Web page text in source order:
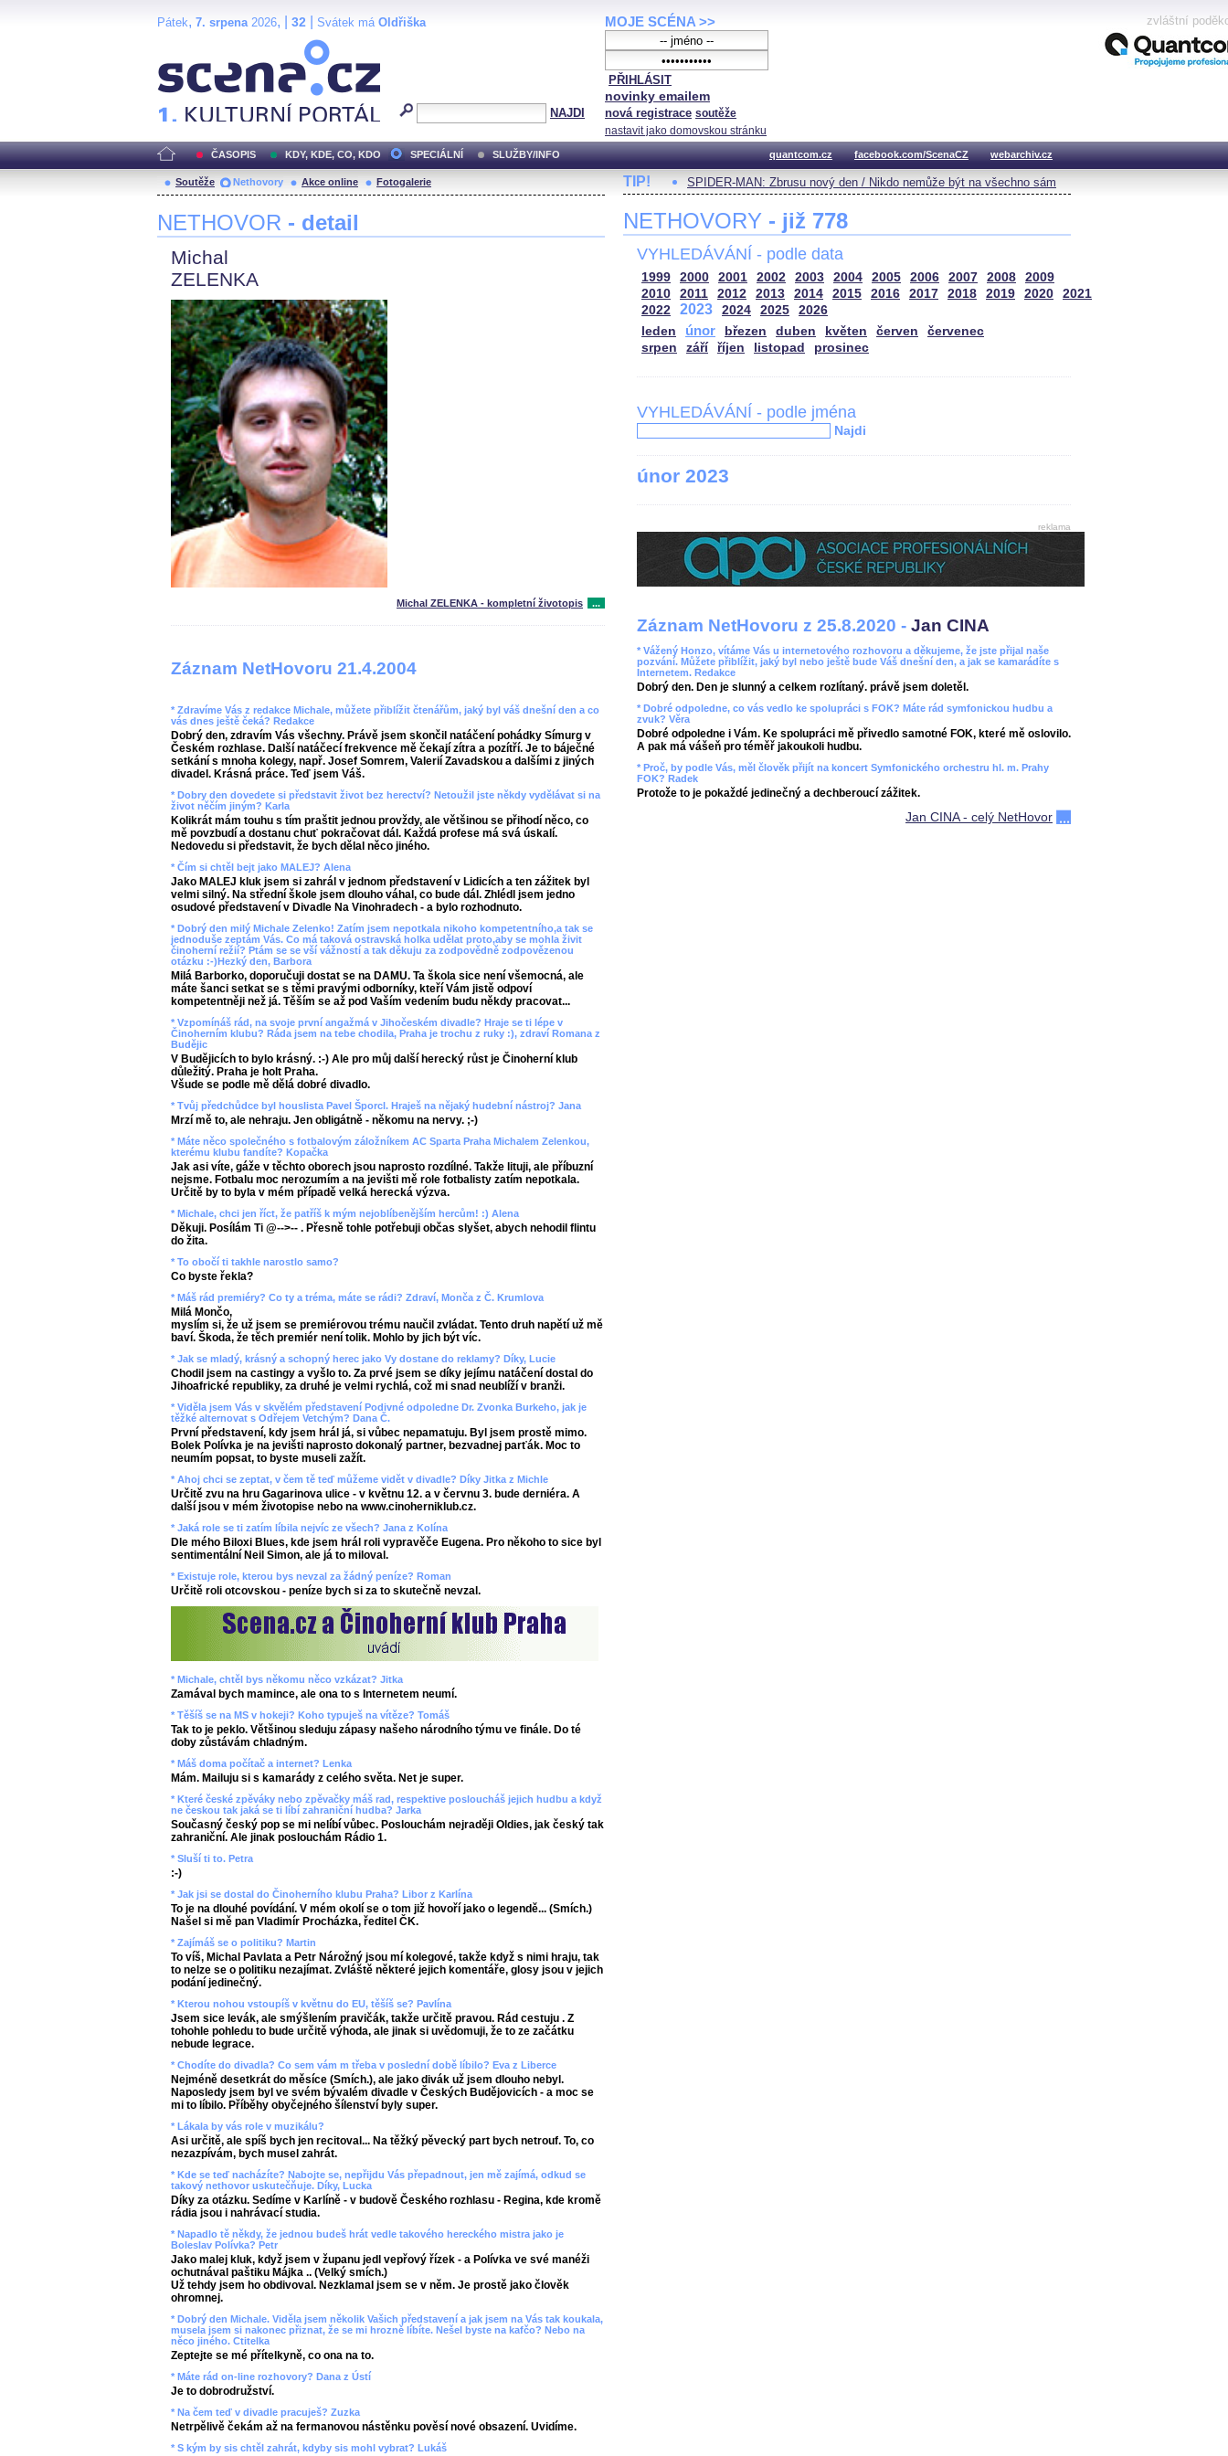
Pátek, 7. srpena2026, | 32 Svátek má Oldřiška
NAJDI
MOJE SCÉNA >>
PŘIHLÁSIT
novinky emailem
nová registrace soutěže
nastavit jako domovskou stránku
zvláštní
ČASOPIS KDY, KDE, CO, KDO SPECIÁLNÍ SLUŽBY/INFO quantcom.cz facebook.com/ScenaCZ webarchiv.cz
Soutěže Nethovory Akce online Fotogalerie
NETHOVOR - detail
Michal
ZELENKA
Michal ZELENKA - kompletní životopis ...
Záznam NetHovoru 21.4.2004
* Zdravíme Vás z redakce Michale, můžete přiblížit čtenářům, jaký byl váš dnešní den a co
vás dnes ještě čeká? Redakce
Dobrý den, zdravím Vás všechny. Právě jsem skončil natáčení pohádky Símurg v
Českém rozhlase. Další natáčecí frekvence mě čekají zítra a pozítří. Je to báječné
setkání s mnoha kolegy, např. Josef Somrem, Valerií Zavadskou a dalšími z jiných
divadel. Krásná práce. Teď jsem Váš.
* Dobry den dovedete si představit život bez herectví? Netoužil jste někdy vydělávat si na
život něčím jiným? Karla
Kolikrát mám touhu s tím praštit jednou provždy, ale většinou se přihodí něco, co
mě povzbudí a dostanu chuť pokračovat dál. Každá profese má svá úskalí.
Nedovedu si představit, že bych dělal něco jiného.
* Čím si chtěl bejt jako MALEJ? Alena
Jako MALEJ kluk jsem si zahrál v jednom představení v Lidicích a ten zážitek byl
velmi silný. Na střední škole jsem dlouho váhal, co bude dál. Zhlédl jsem jedno
osudové představení v Divadle Na Vinohradech - a bylo rozhodnuto.
* Dobrý den milý Michale Zelenko! Zatím jsem nepotkala nikoho kompetentního,a tak se
jednoduše zeptám Vás. Co má taková ostravská holka udělat proto,aby se mohla živit
činoherní režií? Ptám se se vší vážností a tak děkuju za zodpovědně zodpovězenou
otázku :-)Hezký den, Barbora
Milá Barborko, doporučuji dostat se na DAMU. Ta škola sice není všemocná, ale
máte šanci setkat se s těmi pravými odborníky, kteří Vám jistě odpoví
kompetentněji než já. Těším se až pod Vaším vedením budu někdy pracovat...
* Vzpomínáš rád, na svoje první angažmá v Jihočeském divadle? Hraje se ti lépe v
Činoherním klubu? Ráda jsem na tebe chodila, Praha je trochu z ruky :), zdraví Romana z
Budějic
V Budějicích to bylo krásný. :-) Ale pro můj další herecký růst je Činoherní klub
důležitý. Praha je holt Praha.
Všude se podle mě dělá dobré divadlo.
* Tvůj předchůdce byl houslista Pavel Šporcl. Hraješ na nějaký hudební nástroj? Jana
Mrzí mě to, ale nehraju. Jen obligátně - někomu na nervy. ;-)
* Máte něco společného s fotbalovým záložníkem AC Sparta Praha Michalem Zelenkou,
kterému klubu fandíte? Kopačka
Jak asi víte, gáže v těchto oborech jsou naprosto rozdílné. Takže lituji, ale příbuzní
nejsme. Fotbalu moc nerozumím a na jevišti mě role fotbalisty zatím nepotkala.
Určitě by to byla v mém případě velká herecká výzva.
* Michale, chci jen říct, že patříš k mým nejoblíbenějším hercům! :) Alena
Děkuji. Posílám Ti @-->-- . Přesně tohle potřebuji občas slyšet, abych nehodil flintu
do žita.
* To obočí ti takhle narostlo samo?
Co byste řekla?
* Máš rád premiéry? Co ty a tréma, máte se rádi? Zdraví, Monča z Č. Krumlova
Milá Mončo,
myslím si, že už jsem se premiérovou trému naučil zvládat. Tento druh napětí už mě
baví. Škoda, že těch premiér není tolik. Mohlo by jich být víc.
* Jak se mladý, krásný a schopný herec jako Vy dostane do reklamy? Díky, Lucie
Chodil jsem na castingy a vyšlo to. Za prvé jsem se díky jejímu natáčení dostal do
Jihoafrické republiky, za druhé je velmi rychlá, což mi snad neublíží v branži.
* Viděla jsem Vás v skvělém představení Podivné odpoledne Dr. Zvonka Burkeho, jak je
těžké alternovat s Odřejem Vetchým? Dana Č.
První představení, kdy jsem hrál já, si vůbec nepamatuju. Byl jsem prostě mimo.
Bolek Polívka je na jevišti naprosto dokonalý partner, bezvadnej parťák. Moc to
neumím popsat, to byste museli zažít.
* Ahoj chci se zeptat, v čem tě teď můžeme vidět v divadle? Díky Jitka z Michle
Určitě zvu na hru Gagarinova ulice - v květnu 12. a v červnu 3. bude derniéra. A
další jsou v mém životopise nebo na www.cinoherniklub.cz.
* Jaká role se ti zatím líbila nejvíc ze všech? Jana z Kolína
Dle mého Biloxi Blues, kde jsem hrál roli vypravěče Eugena. Pro někoho to sice byl
sentimentální Neil Simon, ale já to miloval.
* Existuje role, kterou bys nevzal za žádný peníze? Roman
Určitě roli otcovskou - peníze bych si za to skutečně nevzal.
* Michale, chtěl bys někomu něco vzkázat? Jitka
Zamával bych mamince, ale ona to s Internetem neumí.
* Těšíš se na MS v hokeji? Koho typuješ na vítěze? Tomáš
Tak to je peklo. Většinou sleduju zápasy našeho národního týmu ve finále. Do té
doby zůstávám chladným.
* Máš doma počítač a internet? Lenka
Mám. Mailuju si s kamarády z celého světa. Net je super.
* Které české zpěváky nebo zpěvačky máš rad, respektive posloucháš jejich hudbu a když
ne českou tak jaká se ti líbí zahraniční hudba? Jarka
Současný český pop se mi nelíbí vůbec. Poslouchám nejraději Oldies, jak český tak
zahraniční. Ale jinak poslouchám Rádio 1.
* Sluší ti to. Petra
:-)
* Jak jsi se dostal do Činoherního klubu Praha? Libor z Karlína
To je na dlouhé povídání. V mém okolí se o tom již hovoří jako o legendě... (Smích.)
Našel si mě pan Vladimír Procházka, ředitel ČK.
* Zajímáš se o politiku? Martin
To víš, Michal Pavlata a Petr Nárožný jsou mí kolegové, takže když s nimi hraju, tak
to nelze se o politiku nezajímat. Zvláště některé jejich komentáře, glosy jsou v jejich
podání jedinečný.
* Kterou nohou vstoupíš v květnu do EU, těšíš se? Pavlína
Jsem sice levák, ale smýšlením pravičák, takže určitě pravou. Rád cestuju . Z
tohohle pohledu to bude určitě výhoda, ale jinak si uvědomuji, že to ze začátku
nebude legrace.
* Chodíte do divadla? Co sem vám m třeba v poslední době líbilo? Eva z Liberce
Nejméně desetkrát do měsíce (Smích.), ale jako divák už jsem dlouho nebyl.
Naposledy jsem byl ve svém bývalém divadle v Českých Budějovicích - a moc se
mi to líbilo. Příběhy obyčejného šílenství byly super.
* Lákala by vás role v muzikálu?
Asi určitě, ale spíš bych jen recitoval... Na těžký pěvecký part bych netrouf. To, co
nezazpívám, bych musel zahrát.
* Kde se teď nacházíte? Nabojte se, nepřijdu Vás přepadnout, jen mě zajímá, odkud se
takový nethovor uskutečňuje. Díky, Lucka
Díky za otázku. Sedíme v Karlíně - v budově Českého rozhlasu - Regina, kde kromě
rádia jsou i nahrávací studia.
* Napadlo tě někdy, že jednou budeš hrát vedle takového hereckého mistra jako je
Boleslav Polívka? Petr
Jako malej kluk, když jsem v županu jedl vepřový řízek - a Polívka ve své manéži
ochutnával paštiku Májka .. (Velký smích.)
Už tehdy jsem ho obdivoval. Nezklamal jsem se v něm. Je prostě jako člověk
ohromnej.
* Dobrý den Michale. Viděla jsem několik Vašich představení a jak jsem na Vás tak koukala,
musela jsem si nakonec přiznat, že se mi hrozně líbíte. Nešel byste na kafčo? Nebo na
něco jiného. Ctitelka
Zeptejte se mé přítelkyně, co ona na to.
* Máte rád on-line rozhovory? Dana z Ústí
Je to dobrodružství.
* Na čem teď v divadle pracuješ? Zuzka
Netrpělivě čekám až na fermanovou nástěnku pověsí nové obsazení. Uvidíme.
* S kým by sis chtěl zahrát, kdyby sis mohl vybrat? Lukáš
TIP! SPIDER-MAN: Zbrusu nový den / Nikdo nemůže být na všechno sám
NETHOVORY - již 778
VYHLEDÁVÁNÍ - podle data
1999 2000 2001 2002 2003 2004 2005 2006 2007 2008
2009
2010
2011 2012 2013 2014 2015 2016 2017 2018 2019 2020
2021
2022
2023 2024 2025
2026
leden
únor březen duben květen červen
červenec
srpen
září říjen listopad prosinec
VYHLEDÁVÁNÍ - podle jména
Najdi
únor 2023
reklama
Záznam NetHovoru z 25.8.2020 - Jan CINA
* Vážený Honzo, vítáme Vás u internetového rozhovoru a děkujeme, že jste přijal naše
pozvání. Můžete přiblížit, jaký byl nebo ještě bude Váš dnešní den, a jak se kamarádíte s
Internetem. Redakce
Dobrý den. Den je slunný a celkem rozlítaný. právě jsem doletěl.
* Dobré odpoledne, co vás vedlo ke spolupráci s FOK? Máte rád symfonickou hudbu a
zvuk? Věra
Dobré odpoledne i Vám. Ke spolupráci mě přivedlo samotné FOK, které mě oslovilo.
A pak má vášeň pro téměř jakoukoli hudbu.
* Proč, by podle Vás, měl člověk přijít na koncert Symfonického orchestru hl. m. Prahy
FOK? Radek
Protože to je pokaždé jedinečný a dechberoucí zážitek.
Jan CINA - celý NetHovor